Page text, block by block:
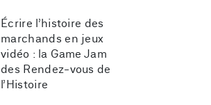
Écrire l’histoire des
marchands en jeux
vidéo : la Game Jam
des Rendez-vous de
l’Histoire